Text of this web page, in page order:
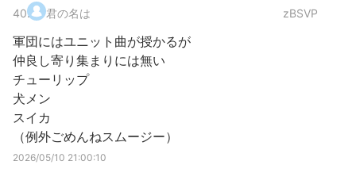
40. 君の名は zBSVP
軍団にはユニット曲が授かるが
仲良し寄り集まりには無い
チューリップ
犬メン
スイカ
（例外ごめんねスムージー）
2026/05/10 21:00:10